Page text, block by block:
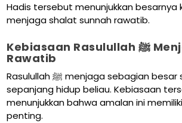
Hadis tersebut menunjukkan
menjaga shalat sunnah rawatib.
Kebiasaan Rasulullah ﷺ Menjaga Shalat
Rawatib
Rasulullah ﷺ menjaga sebagian besar shalat rawatib
sepanjang hidup beliau. Kebiasaan
menunjukkan bahwa amalan ini
penting.